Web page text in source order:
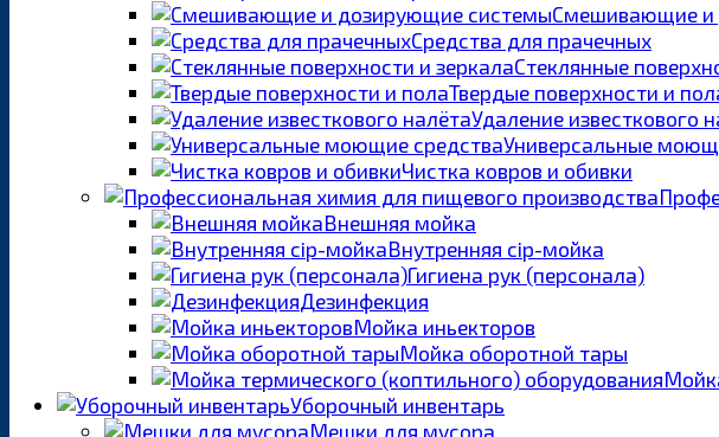
Смешивающие и
Средства для прачечных
Стеклянные
Твердые поверхности и
Удаление известкового
Универсальные
Чистка ковров и обивки
Внешняя мойка
Внутренняя cip-мойка
Гигиена рук (персонала)
Дезинфекция
Мойка иньекторов
Мойка оборотной тары
Уборочный инвентарь
Мешки для мусора